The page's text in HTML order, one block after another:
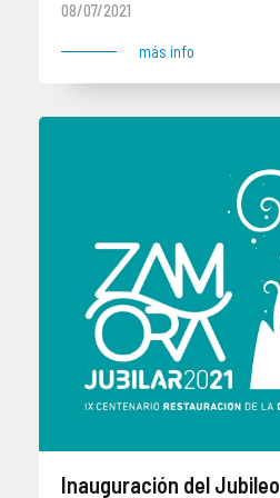
08/07/2021
más info
Inauguración del Jubileo